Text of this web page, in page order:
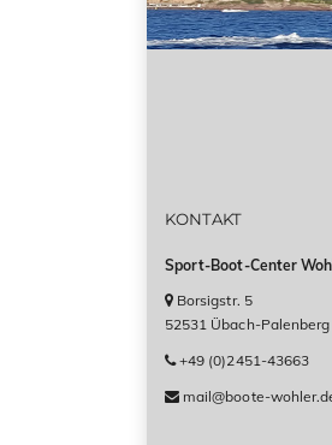
KONTAKT
Sport-Boot-Center
Borsigstr. 5
52531 Übach-Palenberg
+49 (0)2451-43663
mail@boote-